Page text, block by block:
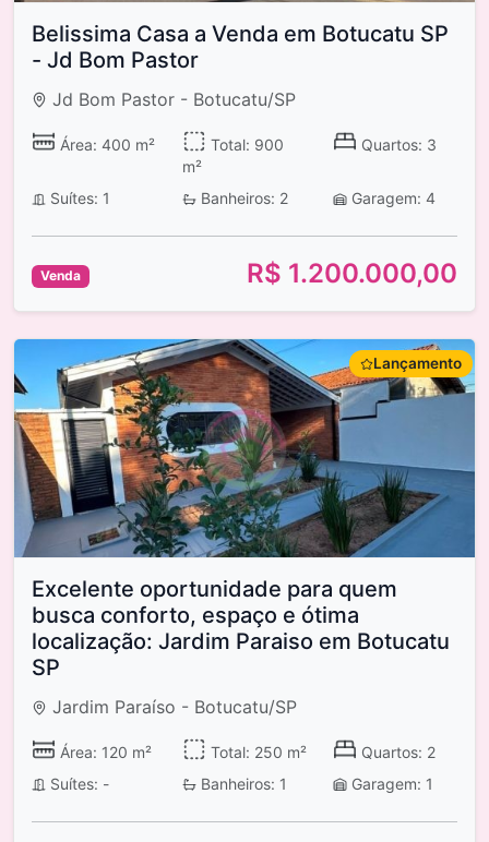
Belissima Casa a Venda em Botucatu SP
- Jd Bom Pastor
Jd Bom Pastor - Botucatu/SP
Área: 400 m²
Total: 900
m²
Quartos: 3
Suítes: 1 Banheiros: 2 Garagem: 4
Venda R$ 1.200.000,00
Lançamento
Excelente oportunidade para quem
busca conforto, espaço e ótima
localização: Jardim Paraiso em Botucatu
SP
Jardim Paraíso - Botucatu/SP
Área: 120 m² Total: 250 m²
Quartos: 2
Suítes: -
Banheiros: 1 Garagem: 1